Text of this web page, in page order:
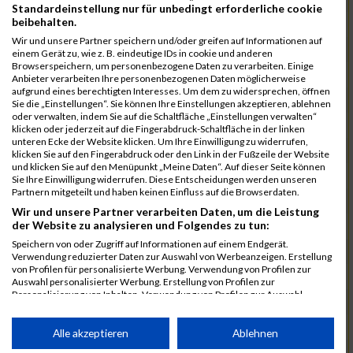
288
Engel
452
Wahl
00:31:14.2
374
Maurer
00:31:16.9
325
Jank 00:31:27.5
02:38:23
463
Wenzel
00:31:28.4
432
Schwarz
00:31:33.6
271
Brücker
00:31:49.5
Weiss
252
Bast 00:32:08.7
340
Korsa
00:32:14.1
275
Conde
00:32:26.2
Schramm
00:33:14.3
Standardeinstellung nur für unbedingt erforderliche cookie
beibehalten.
Wir und unsere Partner speichern und/oder greifen auf Informationen auf
einem Gerät zu, wie z. B. eindeutige IDs in cookie und anderen
Browserspeichern, um personenbezogene Daten zu verarbeiten. Einige
Anbieter verarbeiten Ihre personenbezogenen Daten möglicherweise
aufgrund eines berechtigten Interesses. Um dem zu widersprechen, öffnen
Sie die „Einstellungen“. Sie können Ihre Einstellungen akzeptieren, ablehnen
oder verwalten, indem Sie auf die Schaltfläche „Einstellungen verwalten“
klicken oder jederzeit auf die Fingerabdruck-Schaltfläche in der linken
unteren Ecke der Website klicken. Um Ihre Einwilligung zu widerrufen,
klicken Sie auf den Fingerabdruck oder den Link in der Fußzeile der Website
und klicken Sie auf den Menüpunkt „Meine Daten“. Auf dieser Seite können
Sie Ihre Einwilligung widerrufen. Diese Entscheidungen werden unseren
Partnern mitgeteilt und haben keinen Einfluss auf die Browserdaten.
Wir und unsere Partner verarbeiten Daten, um die Leistung
der Website zu analysieren und Folgendes zu tun:
Speichern von oder Zugriff auf Informationen auf einem Endgerät.
Verwendung reduzierter Daten zur Auswahl von Werbeanzeigen. Erstellung
von Profilen für personalisierte Werbung. Verwendung von Profilen zur
Auswahl personalisierter Werbung. Erstellung von Profilen zur
Personalisierung von Inhalten. Verwendung von Profilen zur Auswahl
Performance von Inhalten. Analyse von Zielgruppen durch Statistiken oder
Kombinationen von Daten aus verschiedenen Quellen. Entwicklung und
Alle akzeptieren Ablehnen